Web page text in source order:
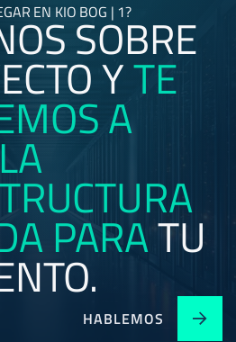
EN KIO BOG | 1?
SOBRE
YTE
A
LA
PARATU
HABLEMOS